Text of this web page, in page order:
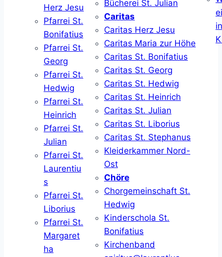
Herz Jesu
Pfarrei St.
Bonifatius
Pfarrei St.
Georg
Pfarrei St.
Hedwig
Pfarrei St.
Heinrich
Pfarrei St.
Julian
Pfarrei St.
Laurentiu
s
Pfarrei St.
Liborius
Pfarrei St.
Margaret
ha
Bücherei St. Julian
Caritas
Caritas Herz Jesu
Caritas Maria zur Höhe
Caritas St. Bonifatius
Caritas St. Georg
Caritas St. Hedwig
Caritas St. Heinrich
Caritas St. Julian
Caritas St. Liborius
Caritas St. Stephanus
Kleiderkammer Nord-
Ost
Chöre
Chorgemeinschaft St.
Hedwig
Kinderschola St.
Bonifatius
Kirchenband